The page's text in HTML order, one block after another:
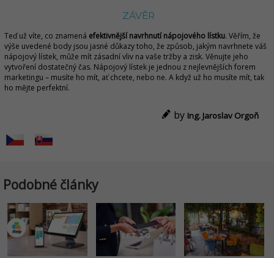
ZÁVĚR
Teď už víte, co znamená efektivnější navrhnutí nápojového lístku. Věřím, že
výše uvedené body jsou jasné důkazy toho, že způsob, jakým navrhnete váš
nápojový lístek, může mít zásadní vliv na vaše tržby a zisk. Věnujte jeho
vytvoření dostatečný čas. Nápojový lístek je jednou z nejlevnějších forem
marketingu – musíte ho mít, ať chcete, nebo ne. A když už ho musíte mít, tak
ho mějte perfektní.
by Ing. Jaroslav Orgoň
Podobné články